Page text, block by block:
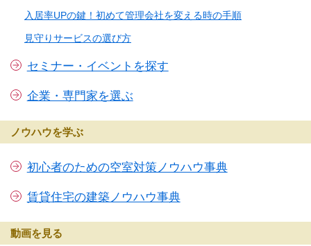
入居率UPの鍵！初めて管理会社を変える時の手順
見守りサービスの選び方
セミナー・イベントを探す
企業・専門家を選ぶ
ノウハウを学ぶ
初心者のための空室対策ノウハウ事典
賃貸住宅の建築ノウハウ事典
動画を見る